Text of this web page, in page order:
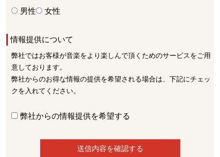
男性
女性
情報提供について
弊社ではお客様が音楽をより楽しんで頂くためのサービスをご用
意しております。
弊社からのお得な情報の提供を希望される場合は、下記にチェッ
クを入れてください。
弊社からの情報提供を希望する